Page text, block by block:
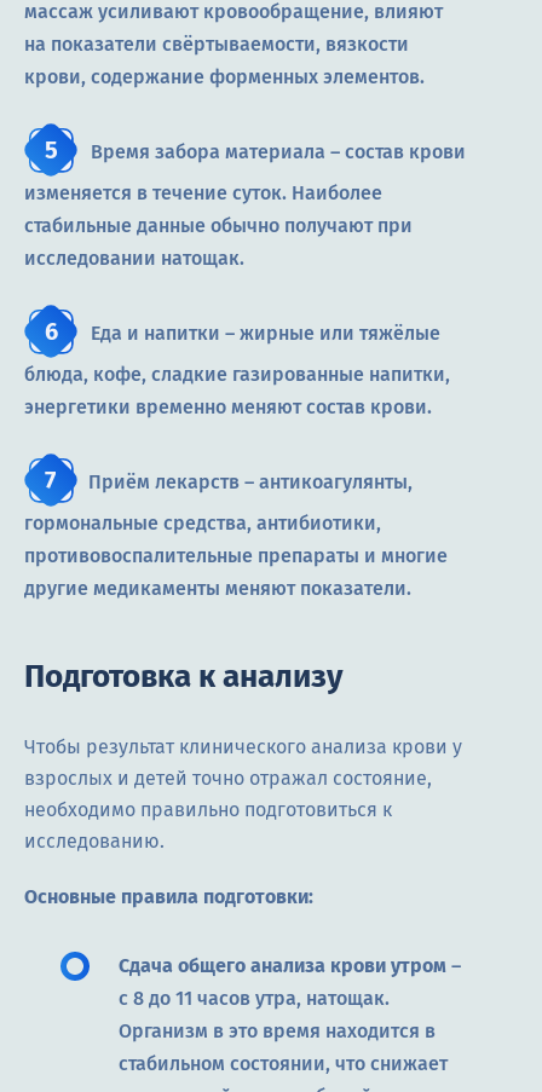
массаж усиливают кровообращение, влияют
на показатели свёртываемости, вязкости
крови, содержание форменных элементов.
Время забора материала – состав крови
изменяется в течение суток. Наиболее
стабильные данные обычно получают при
исследовании натощак.
Еда и напитки – жирные или тяжёлые
блюда, кофе, сладкие газированные напитки,
энергетики временно меняют состав крови.
Приём лекарств – антикоагулянты,
гормональные средства, антибиотики,
противовоспалительные препараты и многие
другие медикаменты меняют показатели.
Подготовка к анализу
Чтобы результат клинического анализа крови у
взрослых и детей точно отражал состояние,
необходимо правильно подготовиться к
исследованию.
Основные правила подготовки:
Сдача общего анализа крови утром –
с 8 до 11 часов утра, натощак.
Организм в это время находится в
стабильном состоянии, что снижает